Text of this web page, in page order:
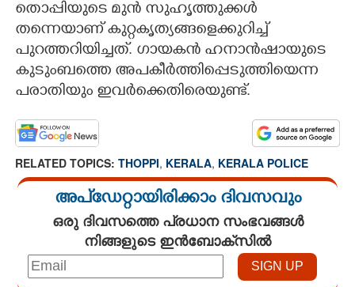
തൊപ്പിയുടെ മുൻ സുഹൃത്തുക്കൾ
തന്നെയാണ് കുറ്റകൃത്യങ്ങളെക്കുറിച്ച്
പുറത്തറിയിച്ചത്. ഗായകൻ ഹനാൻഷായുടെ
കുടുംബത്തെ അപകീർത്തിപ്പെടുത്തിയെന്ന
പരാതിയും ഇവർക്കെതിരെയുണ്ട്.
RELATED TOPICS: THOPPI, KERALA, KERALA POLICE
അപ്ഡേറ്റായിരിക്കാം ദിവസവും
ഒരു ദിവസത്തെ പ്രധാന സംഭവങ്ങൾ
നിങ്ങളുടെ ഇൻബോക്സിൽ